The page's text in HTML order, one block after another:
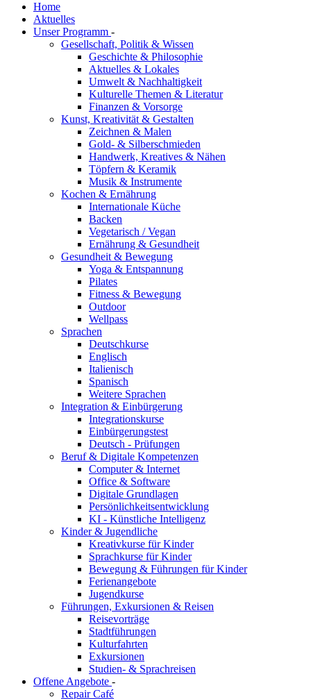
Home
Aktuelles
Unser Programm -
Gesellschaft, Politik & Wissen
Geschichte & Philosophie
Aktuelles & Lokales
Umwelt & Nachhaltigkeit
Kulturelle Themen & Literatur
Finanzen & Vorsorge
Kunst, Kreativität & Gestalten
Zeichnen & Malen
Gold- & Silberschmieden
Handwerk, Kreatives & Nähen
Töpfern & Keramik
Musik & Instrumente
Kochen & Ernährung
Internationale Küche
Backen
Vegetarisch / Vegan
Ernährung & Gesundheit
Gesundheit & Bewegung
Yoga & Entspannung
Pilates
Fitness & Bewegung
Outdoor
Wellpass
Sprachen
Deutschkurse
Englisch
Italienisch
Spanisch
Weitere Sprachen
Integration & Einbürgerung
Integrationskurse
Einbürgerungstest
Deutsch - Prüfungen
Beruf & Digitale Kompetenzen
Computer & Internet
Office & Software
Digitale Grundlagen
Persönlichkeitsentwicklung
KI - Künstliche Intelligenz
Kinder & Jugendliche
Kreativkurse für Kinder
Sprachkurse für Kinder
Bewegung & Führungen für Kinder
Ferienangebote
Jugendkurse
Führungen, Exkursionen & Reisen
Reisevorträge
Stadtführungen
Kulturfahrten
Exkursionen
Studien- & Sprachreisen
Offene Angebote -
Repair Café